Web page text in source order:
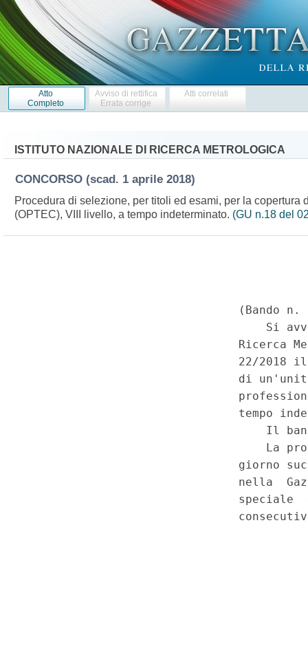
Atto
Completo
Avviso di rettifica
Errata corrige
Atti correlati
ISTITUTO NAZIONALE DI RICERCA METROLOGICA
CONCORSO (scad. 1 aprile 2018)
Procedura di selezione, per titoli ed esami, per la
(OPTEC), VIII livello, a tempo indeterminato. (GU n.18 del